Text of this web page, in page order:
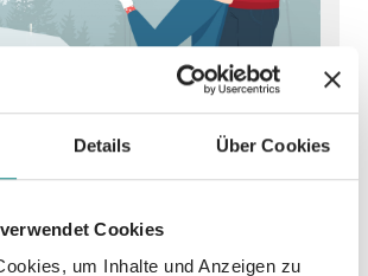
Details Über Cookies
Cookies
um Inhalte und Anzeigen zu